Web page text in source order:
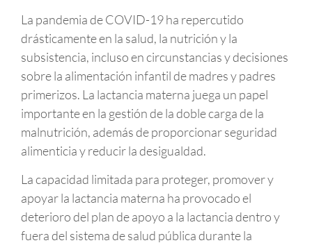
La pandemia de COVID-19 ha repercutido
drásticamente en la salud, la nutrición y la
subsistencia, incluso en circunstancias y decisiones
sobre la alimentación infantil de madres y padres
primerizos. La lactancia materna juega un papel
importante en la gestión de la doble carga de la
malnutrición, además de proporcionar seguridad
alimenticia y reducir la desigualdad.
La capacidad limitada para proteger, promover y
apoyar la lactancia materna ha provocado el
deterioro del plan de apoyo a la lactancia dentro y
fuera del sistema de salud pública durante la